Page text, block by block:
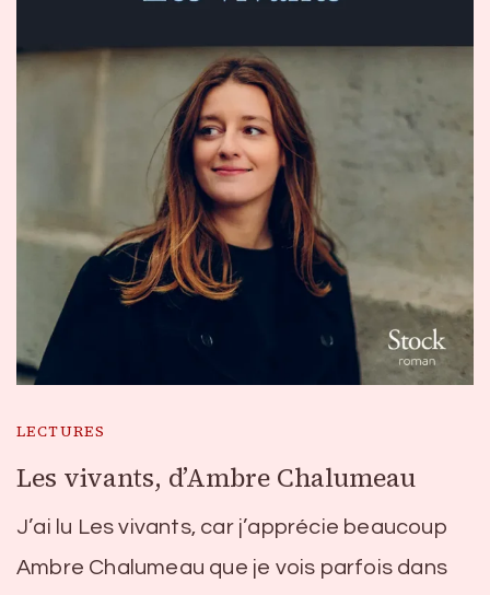
LECTURES
Les vivants, d’Ambre Chalumeau
J’ai lu Les vivants, car j’apprécie beaucoup
Ambre Chalumeau que je vois parfois dans